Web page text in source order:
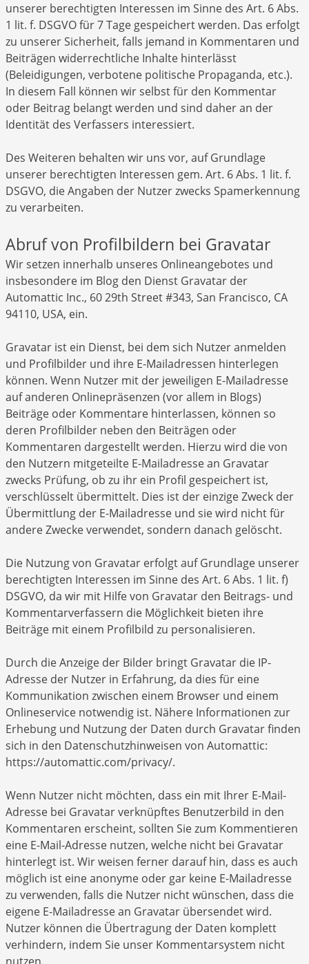
unserer berechtigten Interessen im Sinne des Art. 6 Abs.
1 lit. f. DSGVO für 7 Tage gespeichert werden. Das erfolgt
zu unserer Sicherheit, falls jemand in Kommentaren und
Beiträgen widerrechtliche Inhalte hinterlässt
(Beleidigungen, verbotene politische Propaganda, etc.).
In diesem Fall können wir selbst für den Kommentar
oder Beitrag belangt werden und sind daher an der
Identität des Verfassers interessiert.
Des Weiteren behalten wir uns vor, auf Grundlage
unserer berechtigten Interessen gem. Art. 6 Abs. 1 lit. f.
DSGVO, die Angaben der Nutzer zwecks Spamerkennung
zu verarbeiten.
Abruf von Profilbildern bei Gravatar
Wir setzen innerhalb unseres Onlineangebotes und
insbesondere im Blog den Dienst Gravatar der
Automattic Inc., 60 29th Street #343, San Francisco, CA
94110, USA, ein.
Gravatar ist ein Dienst, bei dem sich Nutzer anmelden
und Profilbilder und ihre E-Mailadressen hinterlegen
können. Wenn Nutzer mit der jeweiligen E-Mailadresse
auf anderen Onlinepräsenzen (vor allem in Blogs)
Beiträge oder Kommentare hinterlassen, können so
deren Profilbilder neben den Beiträgen oder
Kommentaren dargestellt werden. Hierzu wird die von
den Nutzern mitgeteilte E-Mailadresse an Gravatar
zwecks Prüfung, ob zu ihr ein Profil gespeichert ist,
verschlüsselt übermittelt. Dies ist der einzige Zweck der
Übermittlung der E-Mailadresse und sie wird nicht für
andere Zwecke verwendet, sondern danach gelöscht.
Die Nutzung von Gravatar erfolgt auf Grundlage unserer
berechtigten Interessen im Sinne des Art. 6 Abs. 1 lit. f)
DSGVO, da wir mit Hilfe von Gravatar den Beitrags- und
Kommentarverfassern die Möglichkeit bieten ihre
Beiträge mit einem Profilbild zu personalisieren.
Durch die Anzeige der Bilder bringt Gravatar die IP-
Adresse der Nutzer in Erfahrung, da dies für eine
Kommunikation zwischen einem Browser und einem
Onlineservice notwendig ist. Nähere Informationen zur
Erhebung und Nutzung der Daten durch Gravatar finden
sich in den Datenschutzhinweisen von Automattic:
https://automattic.com/privacy/.
Wenn Nutzer nicht möchten, dass ein mit Ihrer E-Mail-
Adresse bei Gravatar verknüpftes Benutzerbild in den
Kommentaren erscheint, sollten Sie zum Kommentieren
eine E-Mail-Adresse nutzen, welche nicht bei Gravatar
hinterlegt ist. Wir weisen ferner darauf hin, dass es auch
möglich ist eine anonyme oder gar keine E-Mailadresse
zu verwenden, falls die Nutzer nicht wünschen, dass die
eigene E-Mailadresse an Gravatar übersendet wird.
Nutzer können die Übertragung der Daten komplett
verhindern, indem Sie unser Kommentarsystem nicht